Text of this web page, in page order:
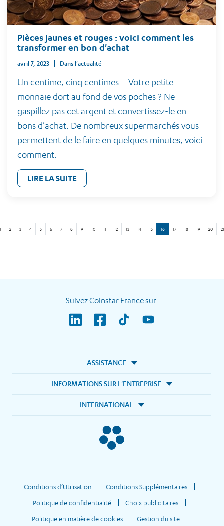
Pièces jaunes et rouges : voici comment les
transformer en bon d'achat
avril 7, 2023 Dans l'actualité
Un centime, cinq centimes... Votre petite
monnaie dort au fond de vos poches ? Ne
gaspillez pas cet argent et convertissez-le en
bons d'achat. De nombreux supermarchés vous
permettent de le faire en quelques minutes, voici
comment.
LIRE LA SUITE
1 2 3 4 5 6 7 8 9 10 11 12 13 14 15 16 17 18 19 20 21
Suivez Coinstar France sur:
ASSISTANCE
INFORMATIONS SUR L'ENTREPRISE
INTERNATIONAL
Conditions d’Utilisation
Conditions Supplémentaires
Politique de confidentialité
Choix publicitaires
Politique en matière de cookies
Gestion du site